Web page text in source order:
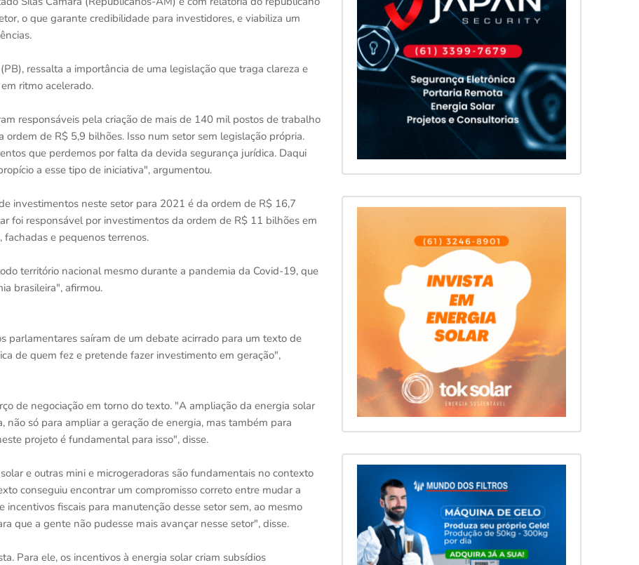
o que garante credibilidade para investidores, e viabiliza um
ressalta a importância de uma legislação que traga clareza e
ritmo acelerado.
responsáveis pela criação de mais de 140 mil postos de trabalho
de R$ 5,9 bilhões. Isso num setor sem legislação própria.
que perdemos por falta da devida segurança jurídica. Daqui
a esse tipo de iniciativa", argumentou.
investimentos neste setor para 2021 é da ordem de R$ 16,7
foi responsável por investimentos da ordem de R$ 11 bilhões em
e pequenos terrenos.
território nacional mesmo durante a pandemia da Covid-19, que
brasileira", afirmou.
parlamentares saíram de um debate acirrado para um texto de
de quem fez e pretende fazer investimento em geração",
de negociação em torno do texto. "A ampliação da energia solar
só para ampliar a geração de energia, mas também para
projeto é fundamental para isso", disse.
e outras mini e microgeradoras são fundamentais no contexto
conseguiu encontrar um compromisso correto entre mudar a
fiscais para manutenção desse setor sem, ao mesmo
que a gente não pudesse mais avançar nesse setor", disse.
Para ele, os incentivos à energia solar criam subsídios